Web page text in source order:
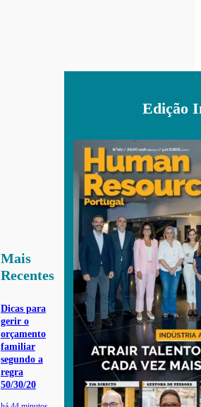
Mais
Recentes
Dicas para
gerir o
orçamento
familiar
segundo a
regra
50/30/20
Edição